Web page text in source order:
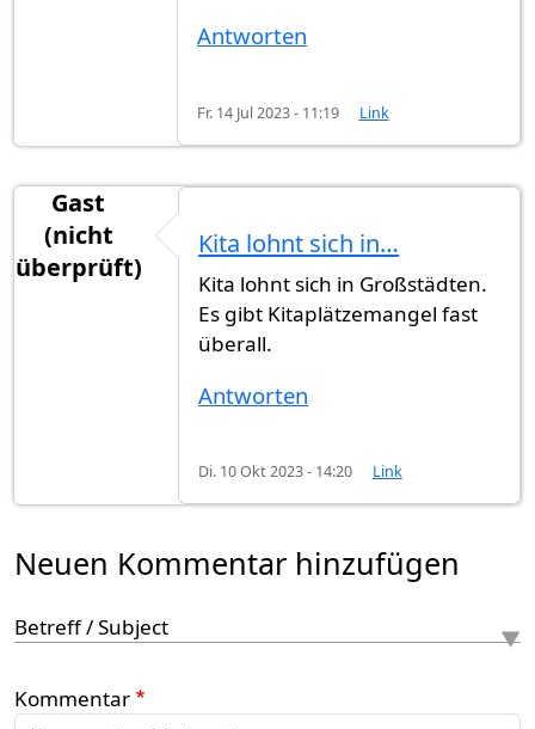
Antworten
Fr. 14 Jul 2023 - 11:19 Link
Gast
(nicht
überprüft)
Kita lohnt sich in…
Kita lohnt sich in Großstädten.
Es gibt Kitaplätzemangel fast
überall.
Antworten
Di. 10 Okt 2023 - 14:20 Link
Neuen Kommentar hinzufügen
Betreff / Subject
Kommentar